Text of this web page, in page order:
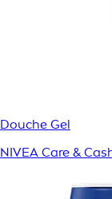
Douche Gel
NIVEA Care &